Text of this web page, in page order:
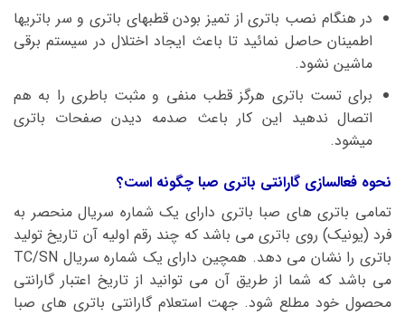
در هنگام نصب باتری از تمیز بودن قطبهای باتری و سر باتریها
اطمینان حاصل نمائید تا باعث ایجاد اختلال در سیستم برقی
ماشین نشود.
برای تست باتری هرگز قطب منفی و مثبت باطری را به هم
اتصال ندهید این کار باعث صدمه دیدن صفحات باتری
میشود.
نحوه فعالسازی گارانتی باتری صبا چگونه است؟
تمامی باتری های صبا باتری دارای یک شماره سریال منحصر به
فرد (یونیک) روی باتری می باشد که چند رقم اولیه آن تاریخ تولید
باتری را نشان می دهد. همچین دارای یک شماره سریال TC/SN
می باشد که شما از طریق آن می توانید از تاریخ اعتبار گارانتی
محصول خود مطلع شود. جهت استعلام گارانتی باتری های صبا